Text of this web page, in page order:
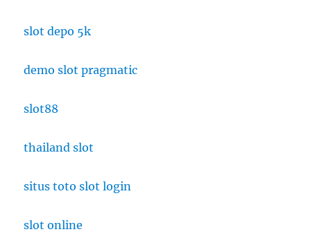
slot depo 5k
demo slot pragmatic
slot88
thailand slot
situs toto slot login
slot online